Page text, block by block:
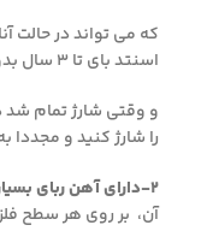
اسنتد بای تا ۳ سال بدون نیاز به شارژ کار می کند.
و وقتی شارژ تمام شد
را شارژ کنید و مجددا
۲-دارای آهن ربای بسیار قوی:
آن، بر روی هر سطح